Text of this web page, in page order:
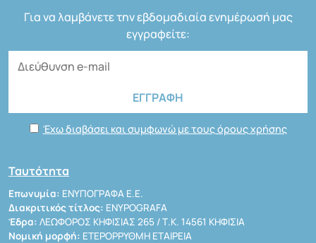
Για να λαμβάνετε την εβδομαδιαία ενημέρωσή μας
εγγραφείτε:
Έχω διαβάσει και συμφωνώ με τους όρους χρήσης
Ταυτότητα
Επωνυμία: ΕΝΥΠΟΓΡΑΦΑ Ε.Ε.
Διακριτικός τίτλος: ENYPOGRAFA
Έδρα: ΛΕΩΦΟΡΟΣ ΚΗΦΙΣΙΑΣ 265 / Τ.Κ. 14561 ΚΗΦΙΣΙΑ
Νομική μορφή: ΕΤΕΡΟΡΡΥΘΜΗ ΕΤΑΙΡΕΙΑ